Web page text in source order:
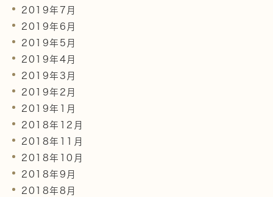
2019年7月
2019年6月
2019年5月
2019年4月
2019年3月
2019年2月
2019年1月
2018年12月
2018年11月
2018年10月
2018年9月
2018年8月